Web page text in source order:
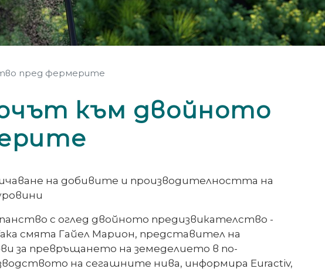
пред фермерите
към двойното
на добивите и производителността на
с оглед двойното предизвикателство -
смята Гайел Марион, представител на
за превръщането на земеделието в по-
на сегашните нива, информира Euractiv,